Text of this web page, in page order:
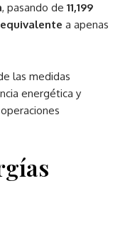
, pasando de 11,199
a apenas
las medidas
energética y